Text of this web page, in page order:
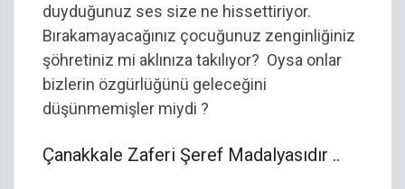
duyduğunuz ses size ne hissettiriyor.
Bırakamayacağınız çocuğunuz zenginliğiniz
şöhretiniz mi aklınıza takılıyor? Oysa onlar
bizlerin özgürlüğünü geleceğini
düşünmemişler miydi ?
Çanakkale Zaferi Şeref Madalyasıdır ..